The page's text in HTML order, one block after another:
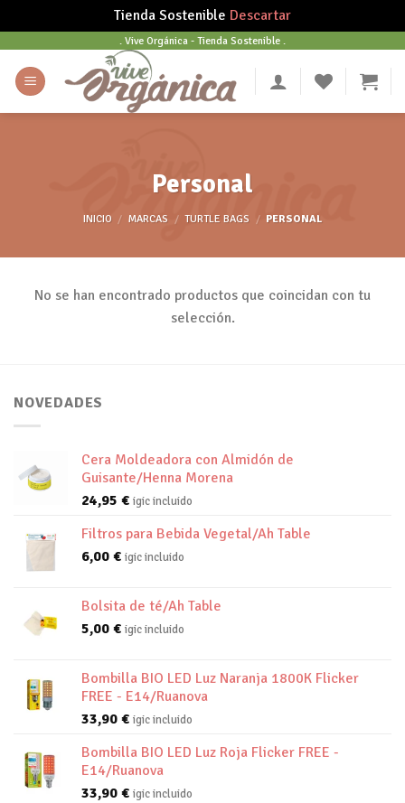
Tienda Sostenible Descartar
content
. Vive Orgánica - Tienda Sostenible .
Personal
INICIO / MARCAS / TURTLE BAGS / PERSONAL
No se han encontrado productos que coincidan con tu
selección.
NOVEDADES
Cera Moldeadora con Almidón de
Guisante/Henna Morena
24,95 € igic incluido
Filtros para Bebida Vegetal/Ah Table
6,00 € igic incluido
Bolsita de té/Ah Table
5,00 € igic incluido
Bombilla BIO LED Luz Naranja 1800K Flicker
FREE - E14/Ruanova
33,90 € igic incluido
Bombilla BIO LED Luz Roja Flicker FREE -
E14/Ruanova
33,90 € igic incluido